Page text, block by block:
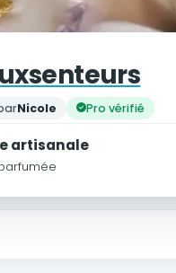
Nicole Pro vérifié
artisanale